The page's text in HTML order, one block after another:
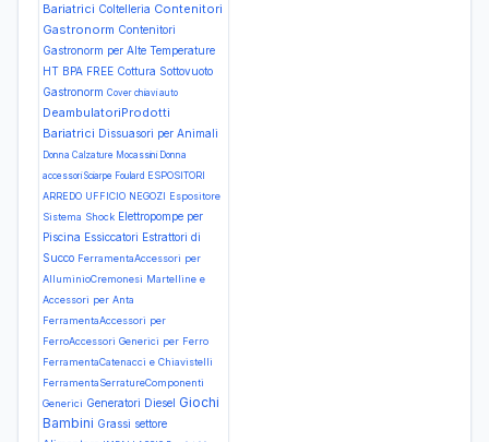
Bariatrici Coltelleria Contenitori
Gastronorm Contenitori
Gastronorm per Alte Temperature
HT BPA FREE Cottura Sottovuoto
Gastronorm Cover chiavi auto
DeambulatoriProdotti
Bariatrici Dissuasori per Animali
Donna Calzature Mocassini Donna
accessori Sciarpe Foulard ESPOSITORI
ARREDO UFFICIO NEGOZI Espositore
Sistema Shock Elettropompe per
Piscina Essiccatori Estrattori di
Succo FerramentaAccessori per
AlluminioCremonesi Martelline e
Accessori per Anta
FerramentaAccessori per
FerroAccessori Generici per Ferro
FerramentaCatenacci e Chiavistelli
FerramentaSerratureComponenti
Generici Generatori Diesel Giochi
Bambini Grassi settore